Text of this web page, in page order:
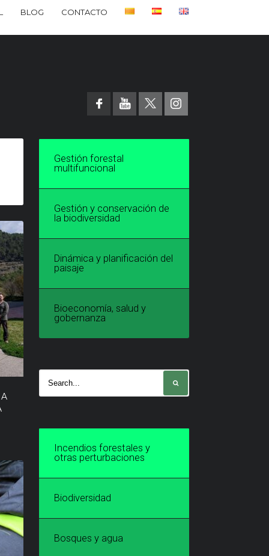
BLOG CONTACTO
Gestión forestal
multifuncional
Gestión y conservación de
la biodiversidad
Dinámica y planificación del
paisaje
Bioeconomía, salud y
gobernanza
Incendios forestales y
otras perturbaciones
Biodiversidad
Bosques y agua